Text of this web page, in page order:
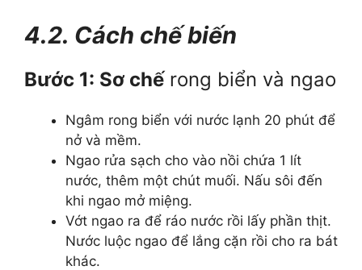
4.2. Cách chế biến
Bước 1: Sơ chếrong biển và ngao
Ngâm rong biển với nước lạnh 20 phút để
nở và mềm.
Ngao rửa sạch cho vào nồi chứa 1 lít
nước, thêm một chút muối. Nấu sôi đến
khi ngao mở miệng.
Vớt ngao ra để ráo nước rồi lấy phần thịt.
Nước luộc ngao để lắng cặn rồi cho ra bát
khác.